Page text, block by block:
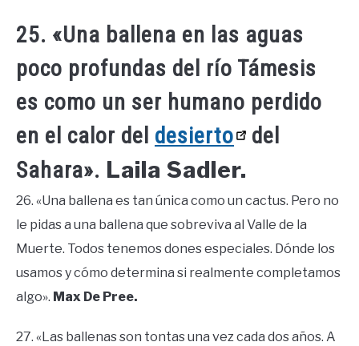
25. «Una ballena en las aguas
poco profundas del río Támesis
es como un ser humano perdido
en el calor del desierto
del
Sahara». Laila Sadler.
26. «Una ballena es tan única como un cactus. Pero no
le pidas a una ballena que sobreviva al Valle de la
Muerte. Todos tenemos dones especiales. Dónde los
usamos y cómo determina si realmente completamos
algo». Max De Pree.
27. «Las ballenas son tontas una vez cada dos años. A